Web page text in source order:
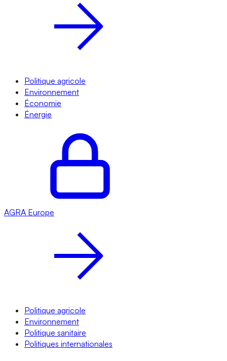
Politique agricole
Environnement
Économie
Énergie
AGRA Europe
Politique agricole
Environnement
Politique sanitaire
Politiques internationales